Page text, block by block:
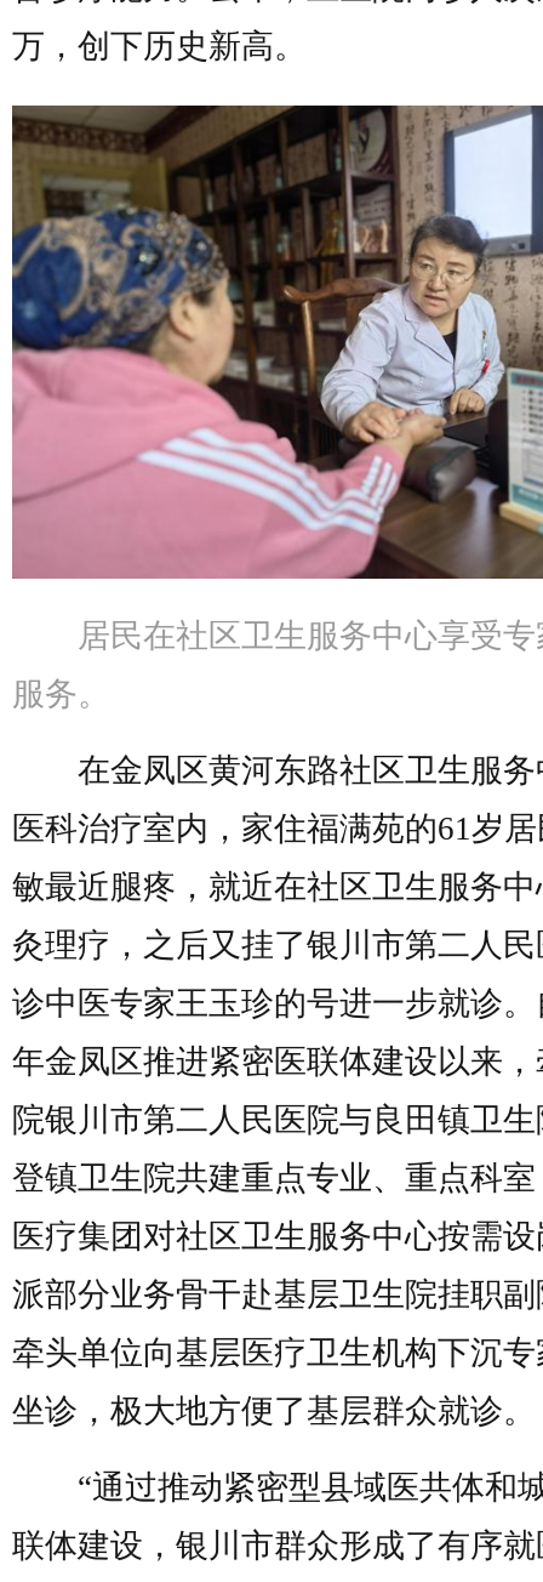
万，创下历史新高。
居民在社区卫生服务中心享受专
服务。
在金凤区黄河东路社区卫生服务
医科治疗室内，家住福满苑的61岁
敏最近腿疼，就近在社区卫生服务
灸理疗，之后又挂了银川市第二人
诊中医专家王玉珍的号进一步就诊。
年金凤区推进紧密医联体建设以来
院银川市第二人民医院与良田镇卫
登镇卫生院共建重点专业、重点科
医疗集团对社区卫生服务中心按需
派部分业务骨干赴基层卫生院挂职
牵头单位向基层医疗卫生机构下沉
坐诊，极大地方便了基层群众就诊。
“通过推动紧密型县域医共体和
联体建设，银川市群众形成了有序